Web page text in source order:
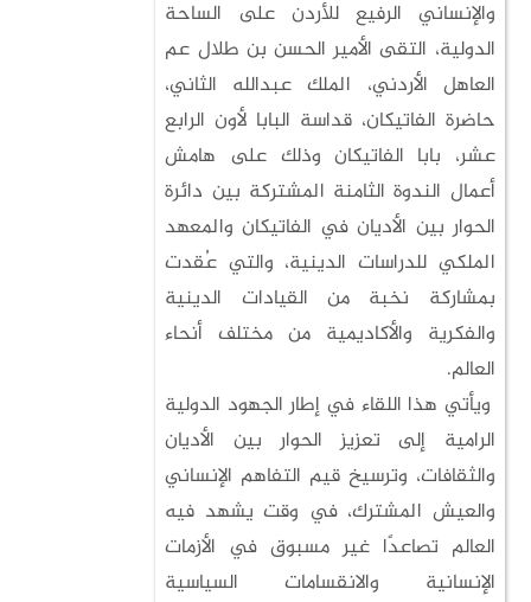
والإنساني الرفيع للأردن على الساحة
الدولية، التقى الأمير الحسن بن طلال عم
العاهل الأردني، الملك عبدالله الثاني،
حاضرة الفاتيكان، قداسة البابا لأون الرابع
عشر، بابا الفاتيكان وذلك على هامش
أعمال الندوة الثامنة المشتركة بين دائرة
الحوار بين الأديان في الفاتيكان والمعهد
الملكي للدراسات الدينية، والتي عُقدت
بمشاركة نخبة من القيادات الدينية
والفكرية والأكاديمية من مختلف أنحاء
العالم.
ويأتي هذا اللقاء في إطار الجهود الدولية
الرامية إلى تعزيز الحوار بين الأديان
والثقافات، وترسيخ قيم التفاهم الإنساني
والعيش المشترك، في وقت يشهد فيه
العالم تصاعدًا غير مسبوق في الأزمات
الإنسانية والانقسامات السياسية